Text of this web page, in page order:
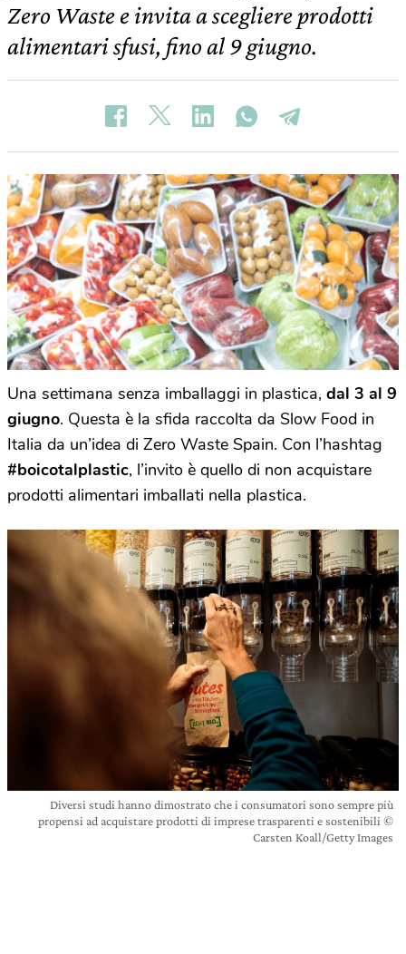
Zero Waste e invita a scegliere prodotti
alimentari sfusi, fino al 9 giugno.
Una settimana senza imballaggi in plastica, dal 3 al 9
giugno. Questa è la sfida raccolta da Slow Food in
Italia da un’idea di Zero Waste Spain. Con l’hashtag
#boicotalplastic, l’invito è quello di non acquistare
prodotti alimentari imballati nella plastica.
Diversi studi hanno dimostrato che i consumatori sono sempre più
propensi ad acquistare prodotti di imprese trasparenti e sostenibili ©
Carsten Koall/Getty Images